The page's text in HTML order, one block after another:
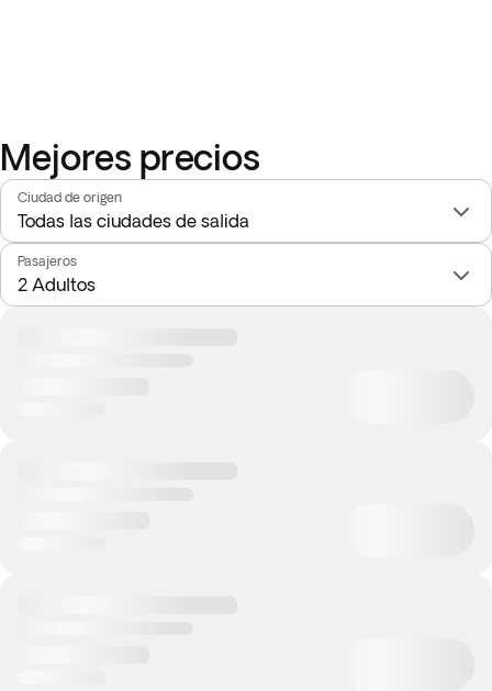
Mejores precios
Ciudad de origen
Pasajeros